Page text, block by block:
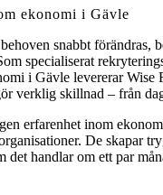
ekonomi i Gävle
snabbt förändras,
specialiserat
i Gävle levererar Wise
verklig skillnad – från
erfarenhet inom
De skapar
det handlar om ett par